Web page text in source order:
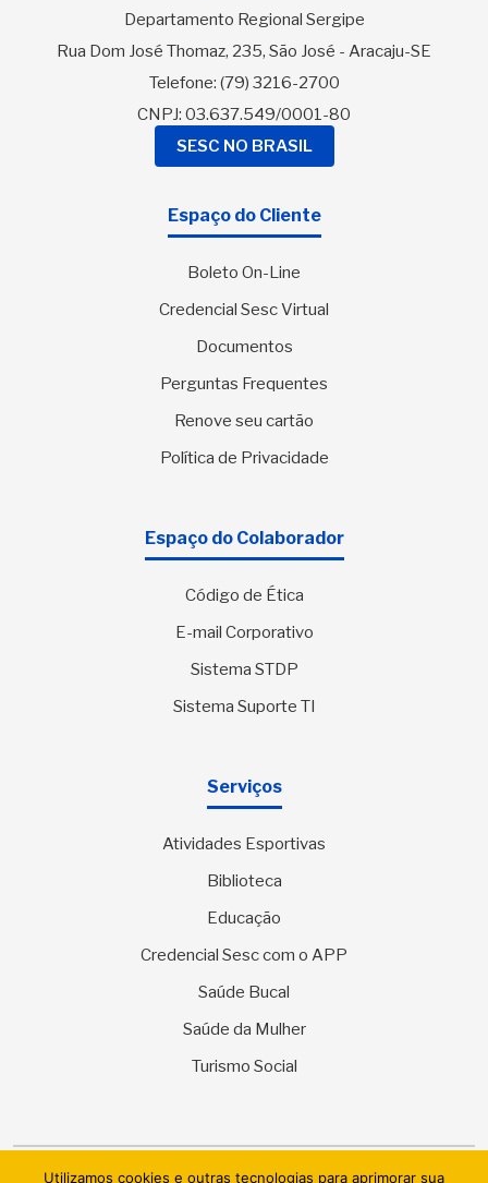
Departamento Regional Sergipe
Rua Dom José Thomaz, 235, São José - Aracaju-SE
Telefone: (79) 3216-2700
CNPJ: 03.637.549/0001-80
SESC NO BRASIL
Espaço do Cliente
Boleto On-Line
Credencial Sesc Virtual
Documentos
Perguntas Frequentes
Renove seu cartão
Política de Privacidade
Espaço do Colaborador
Código de Ética
E-mail Corporativo
Sistema STDP
Sistema Suporte TI
Serviços
Atividades Esportivas
Biblioteca
Educação
Credencial Sesc com o APP
Saúde Bucal
Saúde da Mulher
Turismo Social
Utilizamos cookies e outras tecnologias para aprimorar sua